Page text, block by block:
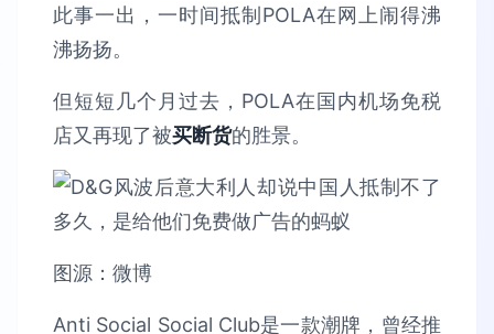
此事一出，一时间抵制POLA在网上闹得沸
沸扬扬。
但短短几个月过去，POLA在国内机场免税
店又再现了被买断货的胜景。
图源：微博
Anti Social Social Club是一款潮牌，曾经推